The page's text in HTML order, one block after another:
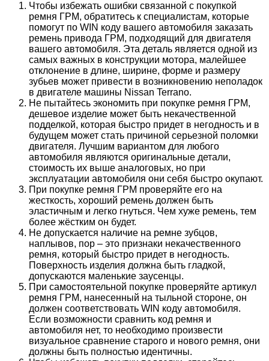
Чтобы избежать ошибки связанной с покупкой
ремня ГРМ, обратитесь к специалистам, которые
помогут по WIN коду вашего автомобиля заказать
ремень привода ГРМ, подходящий для двигателя
вашего автомобиля. Эта деталь является одной из
самых важных в конструкции мотора, малейшее
отклонение в длине, ширине, форме и размеру
зубьев может привести в возникновению неполадок
в двигателе машины Nissan Terrano.
Не пытайтесь экономить при покупке ремня ГРМ,
дешевое изделие может быть некачественной
подделкой, которая быстро придет в негодность и в
будущем может стать причиной серьезной поломки
двигателя. Лучшим вариантом для любого
автомобиля являются оригинальные детали,
стоимость их выше аналоговых, но при
эксплуатации автомобиля они себя быстро окупают.
При покупке ремня ГРМ проверяйте его на
жесткость, хороший ремень должен быть
эластичным и легко гнуться. Чем хуже ремень, тем
более жёстким он будет.
Не допускается наличие на ремне зубцов,
наплывов, пор – это признаки некачественного
ремня, который быстро придет в негодность.
Поверхность изделия должна быть гладкой,
допускаются маленькие заусенцы.
При самостоятельной покупке проверяйте артикул
ремня ГРМ, нанесенный на тыльной стороне, он
должен соответствовать WIN коду автомобиля.
Если возможности сравнить код ремня и
автомобиля нет, то необходимо произвести
визуальное сравнение старого и нового ремня, они
должны быть полностью идентичны.